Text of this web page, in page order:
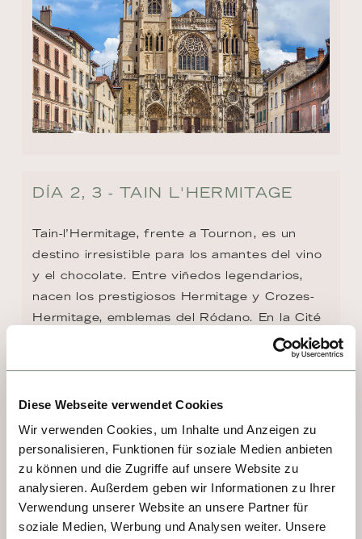
Diese Webseite verwendet Cookies
Wir verwenden Cookies, um Inhalte und Anzeigen zu
personalisieren, Funktionen für soziale Medien anbieten
zu können und die Zugriffe auf unsere Website zu
analysieren. Außerdem geben wir Informationen zu Ihrer
Verwendung unserer Website an unsere Partner für
soziale Medien, Werbung und Analysen weiter. Unsere
DÍA 2, 3 - TAIN L'HERMITAGE
Tain-l’Hermitage, frente a Tournon, es un
destino irresistible para los amantes del vino
y el chocolate. Entre viñedos legendarios,
nacen los prestigiosos Hermitage y Crozes-
Hermitage, emblemas del Ródano. En la Cité
du Chocolat de Valrhona, el arte del cacao
sabores que conquistan a los paladares más